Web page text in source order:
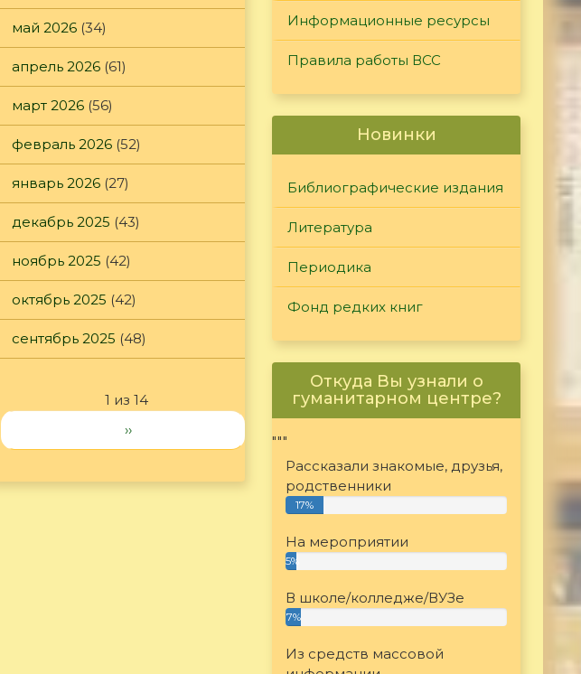
май 2026 (34)
апрель 2026 (61)
март 2026 (56)
февраль 2026 (52)
январь 2026 (27)
декабрь 2025 (43)
ноябрь 2025 (42)
октябрь 2025 (42)
сентябрь 2025 (48)
1 из 14
››
Информационные ресурсы
Правила работы ВСС
Новинки
Библиографические издания
Литература
Периодика
Фонд редких книг
Откуда Вы узнали о
гуманитарном центре?
"""
Рассказали знакомые, друзья,
родственники
17%
На мероприятии
5%
В школе/колледже/ВУЗе
7%
Из средств массовой